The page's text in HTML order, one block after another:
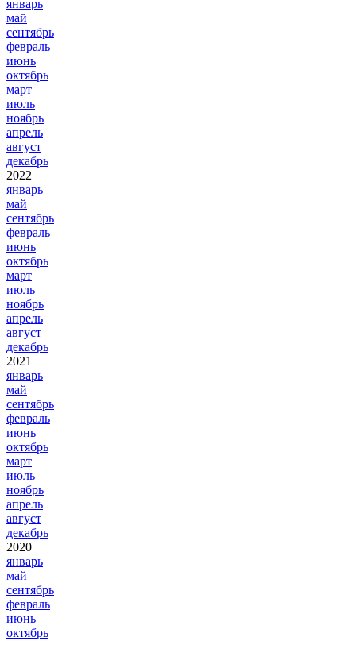
январь
май
сентябрь
февраль
июнь
октябрь
март
июль
ноябрь
апрель
август
декабрь
2022
январь
май
сентябрь
февраль
июнь
октябрь
март
июль
ноябрь
апрель
август
декабрь
2021
январь
май
сентябрь
февраль
июнь
октябрь
март
июль
ноябрь
апрель
август
декабрь
2020
январь
май
сентябрь
февраль
июнь
октябрь